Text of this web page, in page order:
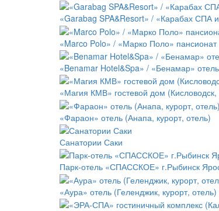
«Garabag SPA&Resort» / «Карабах СПА
«Marco Polo» / «Марко Поло» пансионат
«Benamar Hotel&Spa» / «Бенамар»
«Магия КМВ» гостевой дом (Кисловодск,
«Фараон» отель (Анапа, курорт, отель)
Санатории Саки
Парк-отель «СПАССКОЕ» г.Рыбинск
«Аура» отель (Геленджик, курорт, отель)